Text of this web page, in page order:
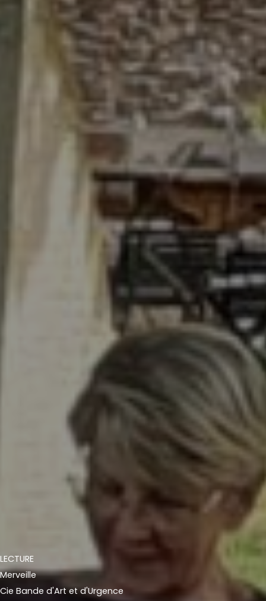
LECTURE
Merveille
Cie Bande d'Art et d'Urgence